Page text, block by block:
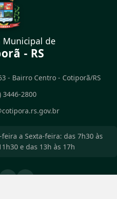
Municipal de
- RS
- Bairro Centro - Cotiporã/RS
3446-2800
a Sexta-feira: das 7h30 às
e das 13h às 17h